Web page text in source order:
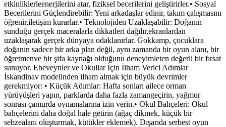
etkinliklerleenerjilerini atar, fiziksel becerilerini geliştirirler.• Sosyal
Becerilerini Güçlendirebilir: Yeni arkadaşlar edinir, takım çalışmasını
öğrenir,iletişim kurarlar.• Teknolojiden Uzaklaşabilir: Doğanın
sunduğu gerçek maceralarla dikkatleri dağılır,ekranlardan
uzaklaşarak gerçek dünyaya odaklanırlar. Gokkamp, çocuklara
doğanın sadece bir arka plan değil, aynı zamanda bir oyun alanı, bir
öğretmenve bir şifa kaynağı olduğunu deneyimleten değerli bir fırsat
sunuyor. Ebeveynler ve Okullar İçin İlham Verici Adımlar
İskandinav modelinden ilham almak için büyük devrimler
gerekmiyor: • Küçük Adımlar: Hafta sonları ailece orman
yürüyüşleri yapın, parklarda daha fazla zamangeçirin, yağmur
sonrası çamurda oynamalarına izin verin.• Okul Bahçeleri: Okul
bahçelerini daha doğal hale getirin (ağaç dikmek, küçük bir
sebzealanı oluşturmak, kütükler eklemek). Dışarıda serbest oyun